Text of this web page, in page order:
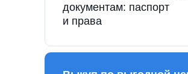
документам: паспорт
и права